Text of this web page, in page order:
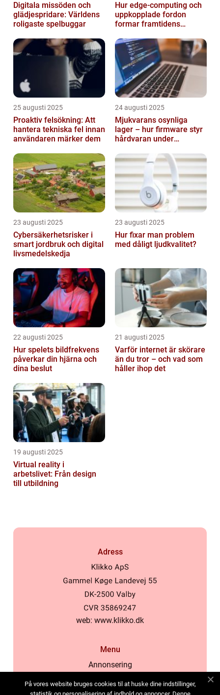
Digitala missöden och
glädjespridare: Världens
roligaste spelbuggar
Hur edge‑computing och
uppkopplade fordon
formar framtidens
25 augusti 2025
Proaktiv felsökning: Att
hantera tekniska fel innan
användaren märker dem
24 augusti 2025
Mjukvarans osynliga
lager – hur firmware styr
hårdvaran under
23 augusti 2025
Cybersäkerhetsrisker i
smart jordbruk och digital
livsmedelskedja
23 augusti 2025
Hur fixar man problem
med dåligt ljudkvalitet?
22 augusti 2025
Hur spelets bildfrekvens
påverkar din hjärna och
dina beslut
21 augusti 2025
Varför internet är skörare
än du tror – och vad som
håller ihop det
19 augusti 2025
Virtual reality i
arbetslivet: Från design
till utbildning
Adress
web: www.klikko.dk
Menu
Annonsering
Cookies
På vores website bruges cookies til at huske dine indstillinger,